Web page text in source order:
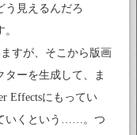
う見えるんだろ
すが、そこから版画
ターを生成して、ま
Effectsにもってい
いくという……。つ